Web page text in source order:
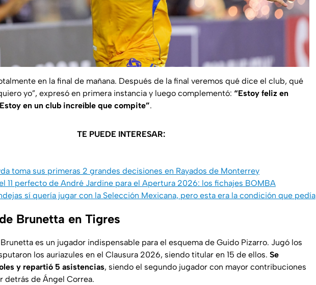
en la final de mañana. Después de la final veremos qué dice el club, qué
yo”, expresó en primera instancia y luego complementó: “Estoy feliz en
en un club increíble que compite”.
TE PUEDE INTERESAR:
toma sus primeras 2 grandes decisiones en Rayados de Monterrey
11 perfecto de André Jardine para el Apertura 2026: los fichajes BOMBA
sí quería jugar con la Selección Mexicana, pero esta era la condición que pedía
Brunetta en Tigres
es un jugador indispensable para el esquema de Guido Pizarro. Jugó los
los auriazules en el Clausura 2026, siendo titular en 15 de ellos. Se
y repartió 5 asistencias, siendo el segundo jugador con mayor contribuciones
detrás de Ángel Correa.